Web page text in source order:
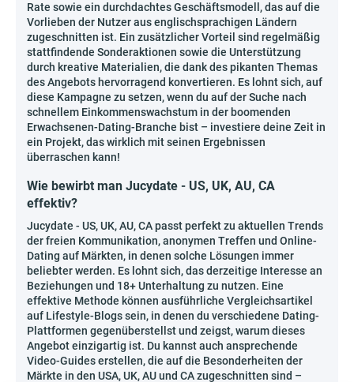
Rate sowie ein durchdachtes Geschäftsmodell, das auf die
Vorlieben der Nutzer aus englischsprachigen Ländern
zugeschnitten ist. Ein zusätzlicher Vorteil sind regelmäßig
stattfindende Sonderaktionen sowie die Unterstützung
durch kreative Materialien, die dank des pikanten Themas
des Angebots hervorragend konvertieren. Es lohnt sich, auf
diese Kampagne zu setzen, wenn du auf der Suche nach
schnellem Einkommenswachstum in der boomenden
Erwachsenen-Dating-Branche bist – investiere deine Zeit in
ein Projekt, das wirklich mit seinen Ergebnissen
überraschen kann!
Wie bewirbt man Jucydate - US, UK, AU, CA
effektiv?
Jucydate - US, UK, AU, CA passt perfekt zu aktuellen Trends
der freien Kommunikation, anonymen Treffen und Online-
Dating auf Märkten, in denen solche Lösungen immer
beliebter werden. Es lohnt sich, das derzeitige Interesse an
Beziehungen und 18+ Unterhaltung zu nutzen. Eine
effektive Methode können ausführliche Vergleichsartikel
auf Lifestyle-Blogs sein, in denen du verschiedene Dating-
Plattformen gegenüberstellst und zeigst, warum dieses
Angebot einzigartig ist. Du kannst auch ansprechende
Video-Guides erstellen, die auf die Besonderheiten der
Märkte in den USA, UK, AU und CA zugeschnitten sind –